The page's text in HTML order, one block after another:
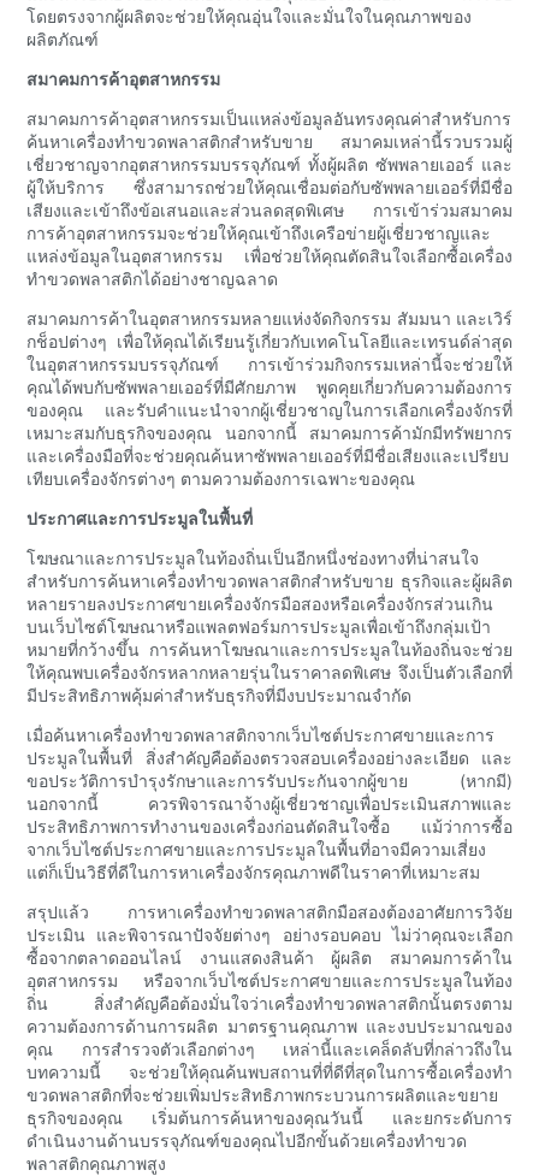
โดยตรงจากผู้ผลิตจะช่วยให้คุณอุ่นใจและมั่นใจในคุณภาพของ
ผลิตภัณฑ์
สมาคมการค้าอุตสาหกรรม
สมาคมการค้าอุตสาหกรรมเป็นแหล่งข้อมูลอันทรงคุณค่าสำหรับการ
ค้นหาเครื่องทำขวดพลาสติกสำหรับขาย สมาคมเหล่านี้รวบรวมผู้
เชี่ยวชาญจากอุตสาหกรรมบรรจุภัณฑ์ ทั้งผู้ผลิต ซัพพลายเออร์ และ
ผู้ให้บริการ ซึ่งสามารถช่วยให้คุณเชื่อมต่อกับซัพพลายเออร์ที่มีชื่อ
เสียงและเข้าถึงข้อเสนอและส่วนลดสุดพิเศษ การเข้าร่วมสมาคม
การค้าอุตสาหกรรมจะช่วยให้คุณเข้าถึงเครือข่ายผู้เชี่ยวชาญและ
แหล่งข้อมูลในอุตสาหกรรม เพื่อช่วยให้คุณตัดสินใจเลือกซื้อเครื่อง
ทำขวดพลาสติกได้อย่างชาญฉลาด
สมาคมการค้าในอุตสาหกรรมหลายแห่งจัดกิจกรรม สัมมนา และเวิร์
กช็อปต่างๆ เพื่อให้คุณได้เรียนรู้เกี่ยวกับเทคโนโลยีและเทรนด์ล่าสุด
ในอุตสาหกรรมบรรจุภัณฑ์ การเข้าร่วมกิจกรรมเหล่านี้จะช่วยให้
คุณได้พบกับซัพพลายเออร์ที่มีศักยภาพ พูดคุยเกี่ยวกับความต้องการ
ของคุณ และรับคำแนะนำจากผู้เชี่ยวชาญในการเลือกเครื่องจักรที่
เหมาะสมกับธุรกิจของคุณ นอกจากนี้ สมาคมการค้ามักมีทรัพยากร
และเครื่องมือที่จะช่วยคุณค้นหาซัพพลายเออร์ที่มีชื่อเสียงและเปรียบ
เทียบเครื่องจักรต่างๆ ตามความต้องการเฉพาะของคุณ
ประกาศและการประมูลในพื้นที่
โฆษณาและการประมูลในท้องถิ่นเป็นอีกหนึ่งช่องทางที่น่าสนใจ
สำหรับการค้นหาเครื่องทำขวดพลาสติกสำหรับขาย ธุรกิจและผู้ผลิต
หลายรายลงประกาศขายเครื่องจักรมือสองหรือเครื่องจักรส่วนเกิน
บนเว็บไซต์โฆษณาหรือแพลตฟอร์มการประมูลเพื่อเข้าถึงกลุ่มเป้า
หมายที่กว้างขึ้น การค้นหาโฆษณาและการประมูลในท้องถิ่นจะช่วย
ให้คุณพบเครื่องจักรหลากหลายรุ่นในราคาลดพิเศษ จึงเป็นตัวเลือกที่
มีประสิทธิภาพคุ้มค่าสำหรับธุรกิจที่มีงบประมาณจำกัด
เมื่อค้นหาเครื่องทำขวดพลาสติกจากเว็บไซต์ประกาศขายและการ
ประมูลในพื้นที่ สิ่งสำคัญคือต้องตรวจสอบเครื่องอย่างละเอียด และ
ขอประวัติการบำรุงรักษาและการรับประกันจากผู้ขาย (หากมี)
นอกจากนี้ ควรพิจารณาจ้างผู้เชี่ยวชาญเพื่อประเมินสภาพและ
ประสิทธิภาพการทำงานของเครื่องก่อนตัดสินใจซื้อ แม้ว่าการซื้อ
จากเว็บไซต์ประกาศขายและการประมูลในพื้นที่อาจมีความเสี่ยง
แต่ก็เป็นวิธีที่ดีในการหาเครื่องจักรคุณภาพดีในราคาที่เหมาะสม
สรุปแล้ว การหาเครื่องทำขวดพลาสติกมือสองต้องอาศัยการวิจัย
ประเมิน และพิจารณาปัจจัยต่างๆ อย่างรอบคอบ ไม่ว่าคุณจะเลือก
ซื้อจากตลาดออนไลน์ งานแสดงสินค้า ผู้ผลิต สมาคมการค้าใน
อุตสาหกรรม หรือจากเว็บไซต์ประกาศขายและการประมูลในท้อง
ถิ่น สิ่งสำคัญคือต้องมั่นใจว่าเครื่องทำขวดพลาสติกนั้นตรงตาม
ความต้องการด้านการผลิต มาตรฐานคุณภาพ และงบประมาณของ
คุณ การสำรวจตัวเลือกต่างๆ เหล่านี้และเคล็ดลับที่กล่าวถึงใน
บทความนี้ จะช่วยให้คุณค้นพบสถานที่ที่ดีที่สุดในการซื้อเครื่องทำ
ขวดพลาสติกที่จะช่วยเพิ่มประสิทธิภาพกระบวนการผลิตและขยาย
ธุรกิจของคุณ เริ่มต้นการค้นหาของคุณวันนี้ และยกระดับการ
ดำเนินงานด้านบรรจุภัณฑ์ของคุณไปอีกขั้นด้วยเครื่องทำขวด
พลาสติกคุณภาพสูง